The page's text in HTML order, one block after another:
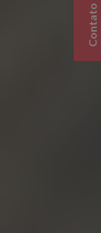
Contato